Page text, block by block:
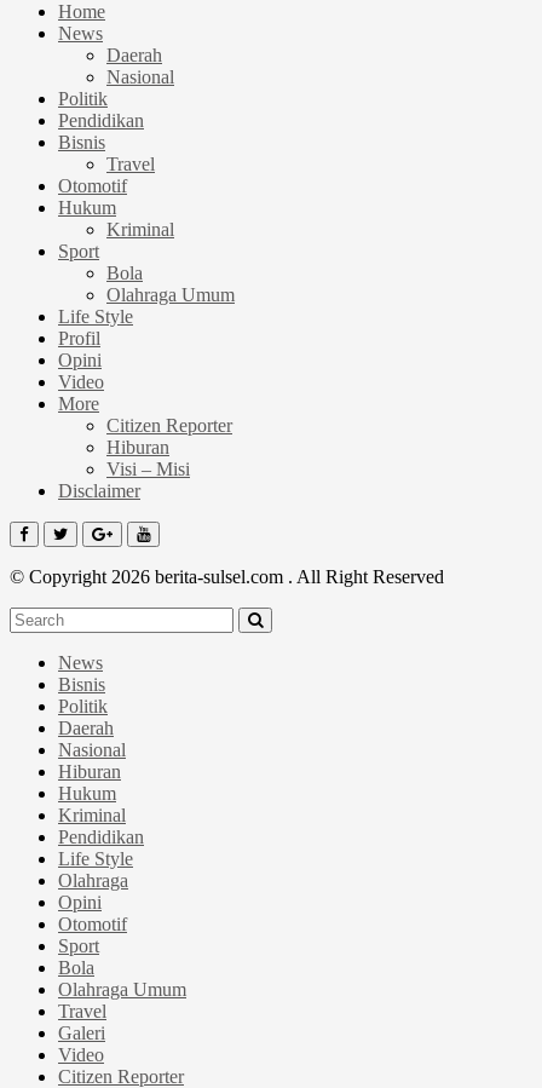
Home
News
Daerah
Nasional
Politik
Pendidikan
Bisnis
Travel
Otomotif
Hukum
Kriminal
Sport
Bola
Olahraga Umum
Life Style
Profil
Opini
Video
More
Citizen Reporter
Hiburan
Visi – Misi
Disclaimer
© Copyright 2026 berita-sulsel.com . All Right Reserved
News
Bisnis
Politik
Daerah
Nasional
Hiburan
Hukum
Kriminal
Pendidikan
Life Style
Olahraga
Opini
Otomotif
Sport
Bola
Olahraga Umum
Travel
Galeri
Video
Citizen Reporter